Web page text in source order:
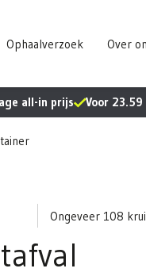
Ophaalverzoek Over
all-in prijs Voor
Ongeveer 108